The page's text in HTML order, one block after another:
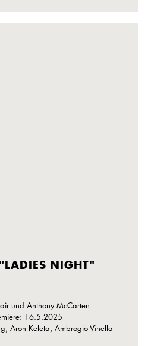
NIGHT"
und Anthony McCarten
16.5.2025
Aron Keleta, Ambrogio Vinella